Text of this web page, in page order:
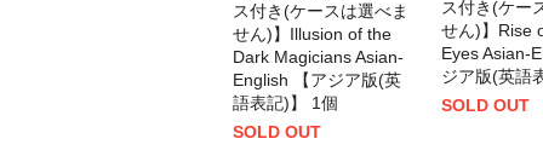
ス付き(ケースは選べま
せん)】Illusion of the
Dark Magicians Asian-
English 【アジア版(英
語表記)】 1個
SOLD OUT
ス付き(ケー
せん)】Rise
Eyes Asian-
ジア版(英語
SOLD OUT